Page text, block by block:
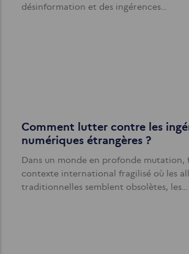
désinformation et des ingérences…
Comment lutter contre les
numériques étrangères ?
Dans un monde en profonde mutation,
contexte international fragilisé où les
traditionnelles semblent obsolètes, les…